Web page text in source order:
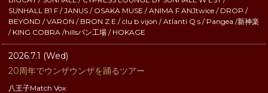
SUNHALL B1 F / JANUS / OSAKA MUSE / ANIMA F ANJtwice / DROP /
BEYOND / VARON / BRON Z E / clu b vijon / Atlanti Q s / Pangea /新神楽
/ KING COBRA /hillsパン工場 / HOKAGE
2026.7.1 (Wed)
20周年でウンザウンザを踊るツアー
八王子Match Vox